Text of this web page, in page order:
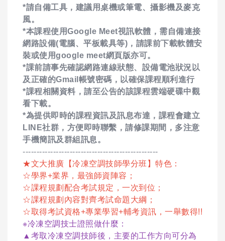
*請自備工具，建議用桌機或筆電、攝影機及麥克
風。
*本課程使用Google Meet視訊軟體，需自備連接
網路設備(電腦、平板載具等)，請課前下載軟體安
裝或使用google meet網頁版亦可。
*課前請事先確認網路連線狀態、設備電池狀況以
及正確的Gmail帳號密碼，以確保課程順利進行
*課程相關資料，請至公告的該課程雲端硬碟中觀
看下載。
*為提供即時的課程資訊及訊息布達，課程會建立
LINE社群，方便即時聯繫，請修課期間，多注意
手機簡訊及群組訊息。
-------------------------------------------------
★文大推廣【冷凍空調技師學分班】特色：
☆學界+業界，最強師資陣容；
☆課程規劃配合考試規定，一次到位；
☆課程規劃內容對齊考試命題大綱；
☆取得考試資格+專業學習+輔考資訊，一舉數得!!
※冷凍空調技士證照做什麼：
▲考取冷凍空調技師後，主要的工作方向可分為